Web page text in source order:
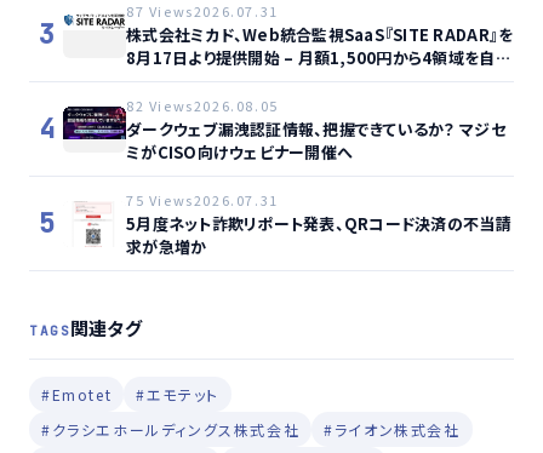
3
87 Views2026.07.31
株式会社ミカド、Web統合監視SaaS『SITE RADAR』を
8月17日より提供開始 – 月額1,500円から4領域を自動
監視、動的サイト…
4
82 Views2026.08.05
ダークウェブ漏洩認証情報、把握できているか？ マジセ
ミがCISO向けウェビナー開催へ
5
75 Views2026.07.31
5月度ネット詐欺リポート発表、QRコード決済の不当請
求が急増か
TAGS関連タグ
#Emotet
#エモテット
#クラシエホールディングス株式会社
#ライオン株式会社